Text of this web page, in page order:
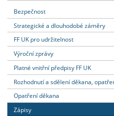
Bezpečnost
Strategické a dlouhodobé záměry
FF UK pro udržitelnost
Výroční zprávy
Platné vnitřní předpisy FF UK
Rozhodnutí a sdělení děkana,
Opatření děkana
Zápisy